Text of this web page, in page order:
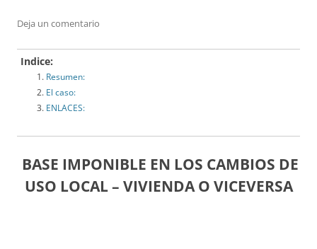
Deja un comentario
Indice:
Resumen:
El caso:
ENLACES:
BASE IMPONIBLE EN LOS CAMBIOS DE
USO LOCAL – VIVIENDA O VICEVERSA